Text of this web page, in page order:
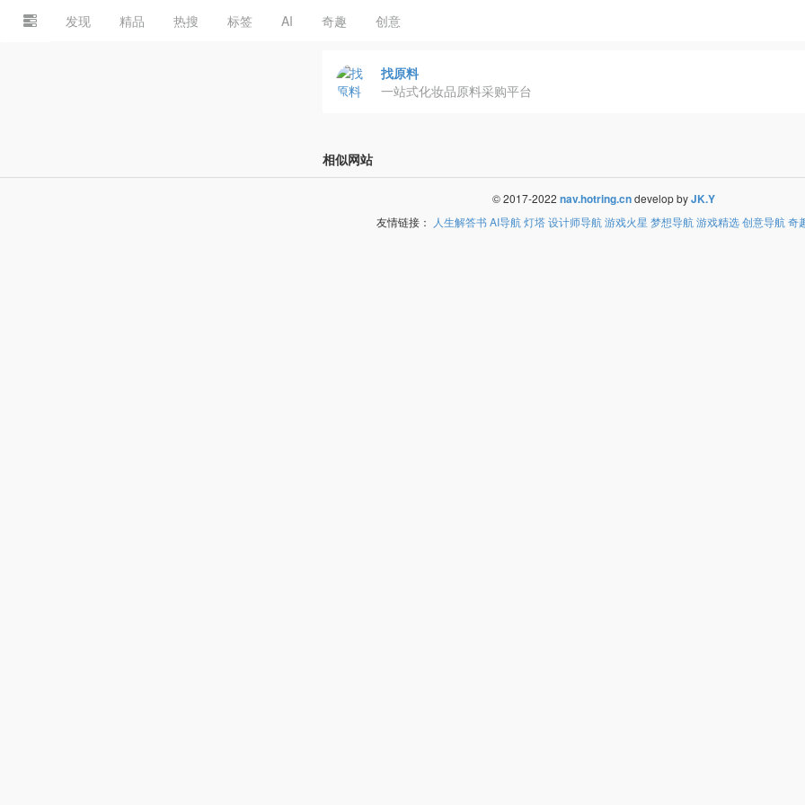
发现 精品 热搜 标签 AI 奇趣 创意
找原料
一站式化妆品原料采购平台
相似网站
© 2017-2022 nav.hotring.cndevelop byJK.Y
友情链接： 人生解答书AI导航灯塔设计师导航游戏火星 梦想导航游戏精选创意导航奇